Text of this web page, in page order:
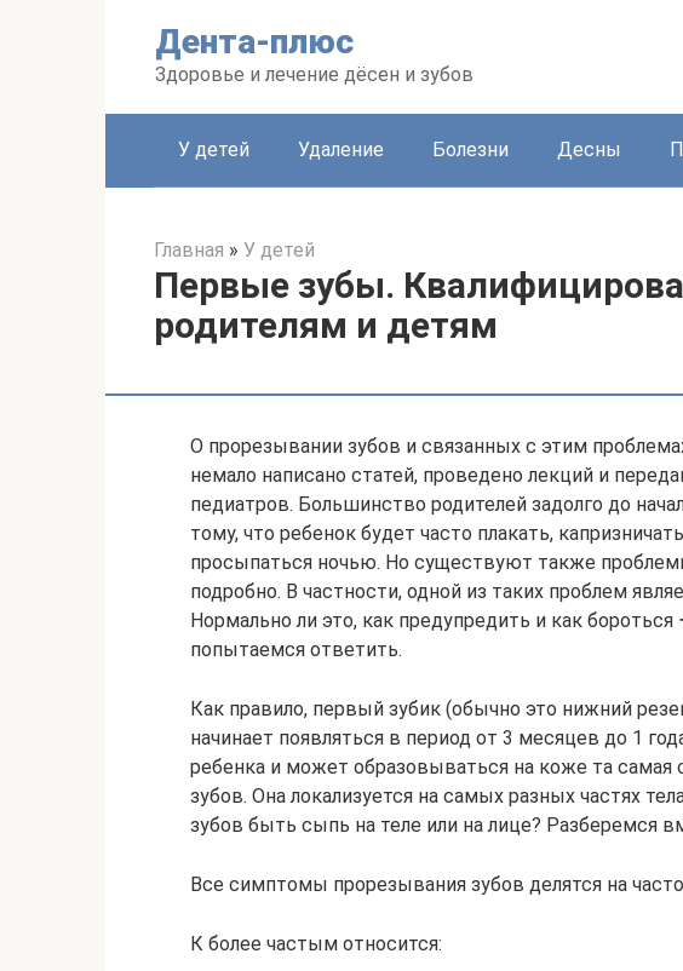
Дента-плюс
Здоровье и лечение дёсен и зубов
У детей Удаление Болезни Десны
Главная » У детей
Первые зубы.
родителям и детям
О прорезывании зубов и связанных с этим
немало написано статей, проведено лекций и
педиатров. Большинство родителей задолго до
тому, что ребенок будет часто плакать,
просыпаться ночью. Но существуют также
подробно. В частности, одной из таких проблем
Нормально ли это, как предупредить и как
попытаемся ответить.
Как правило, первый зубик (обычно это нижний
начинает появляться в период от 3 месяцев до 1
ребенка и может образовываться на коже та самая
зубов. Она локализуется на самых разных частях
зубов быть сыпь на теле или на лице? Разберемся
Все симптомы прорезывания зубов делятся на
К более частым относится: